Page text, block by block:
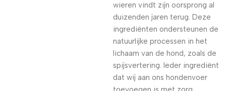
wieren vindt zijn oorsprong al
duizenden jaren terug. Deze
ingrediënten ondersteunen de
natuurlijke processen in het
lichaam van de hond, zoals de
spijsvertering. Ieder ingrediënt
dat wij aan ons hondenvoer